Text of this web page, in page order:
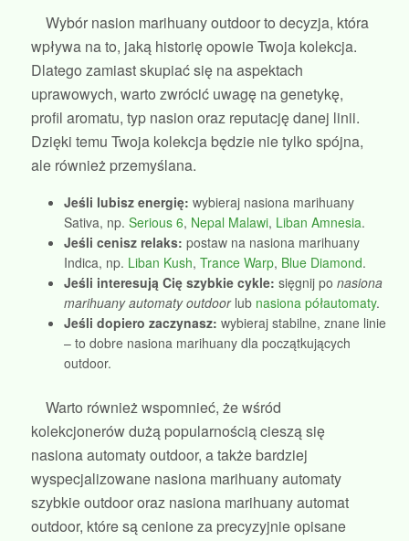
Wybór nasion marihuany outdoor to decyzja, która
wpływa na to, jaką historię opowie Twoja kolekcja.
Dlatego zamiast skupiać się na aspektach
uprawowych, warto zwrócić uwagę na genetykę,
profil aromatu, typ nasion oraz reputację danej linii.
Dzięki temu Twoja kolekcja będzie nie tylko spójna,
ale również przemyślana.
Jeśli lubisz energię: wybieraj nasiona marihuany
Sativa, np.Serious 6, Nepal Malawi, Liban Amnesia.
Jeśli cenisz relaks: postaw na nasiona marihuany
Indica, np. Liban Kush,Trance Warp, Blue Diamond.
Jeśli interesują Cię szybkie cykle: sięgnij ponasiona
marihuany automaty outdoorlub nasiona półautomaty.
Jeśli dopiero zaczynasz: wybieraj stabilne, znane linie
– to dobre nasiona marihuany dla początkujących
outdoor.
Warto również wspomnieć, że wśród
kolekcjonerów dużą popularnością cieszą się
nasiona automaty outdoor, a także bardziej
wyspecjalizowane nasiona marihuany automaty
szybkie outdoor oraz nasiona marihuany automat
outdoor, które są cenione za precyzyjnie opisane